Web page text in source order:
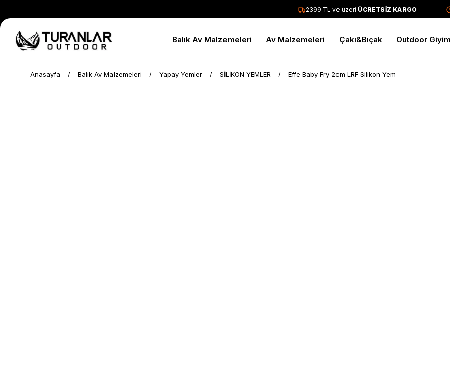
2399 TL ve üzeriÜCRETSİZ KARGO
Balık Av Malzemeleri Av Malzemeleri Çakı&Bıçak Outdoor
Anasayfa Balık Av Malzemeleri Yapay Yemler SİLİKON YEMLER Effe Baby Fry 2cm LRF Silikon Yem